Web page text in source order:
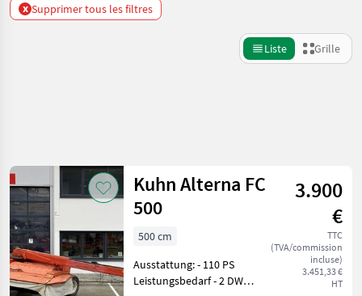
x Supprimer tous les filtres
Liste Grille
Catégorie 4 Pays Filtres
CHEMIN
ACTUEL
matériel
agricole
Réinitialiser
Afficher
résultats
Kuhn Alterna FC
500
3.900
€
TTC
(TVA/commission
incluse)
3.451,33 €
HT
500 cm
Ausstattung: - 110 PS
Leistungsbedarf - 2 DW